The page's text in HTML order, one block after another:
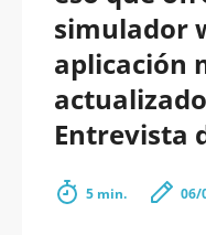
simulador
aplicación
Entrevista
5 min. 06/